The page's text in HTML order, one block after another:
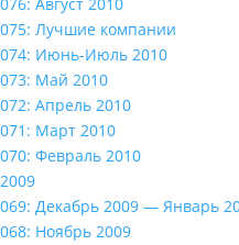
075: Лучшие компании
074: Июнь-Июль 2010
073: Май 2010
072: Апрель 2010
071: Март 2010
070: Февраль 2010
2009
069: Декабрь 2009 — Январь
068: Ноябрь 2009